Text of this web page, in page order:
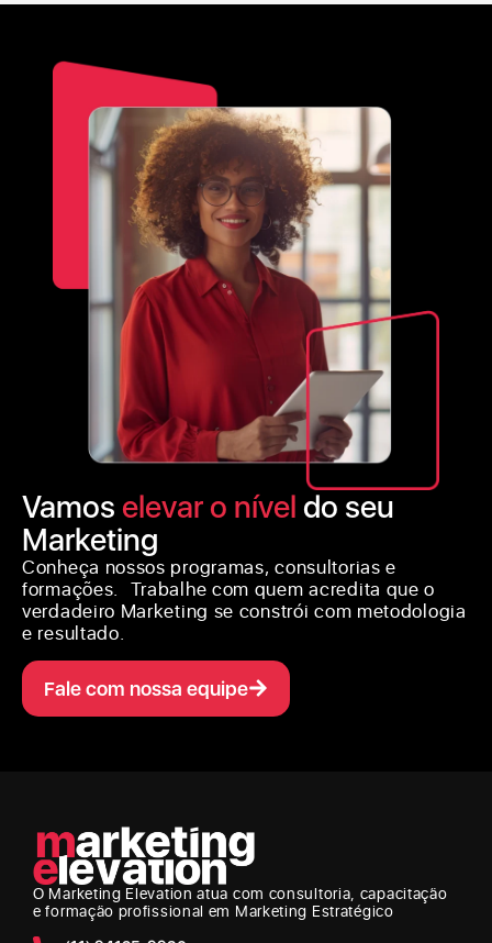
Vamos elevar o nível do seu
Marketing
Conheça nossos programas, consultorias e
formações. Trabalhe com quem acredita que o
verdadeiro Marketing se constrói com metodologia
e resultado.
Fale com nossa equipe
O Marketing Elevation atua com consultoria, capacitação
e formação profissional em Marketing Estratégico